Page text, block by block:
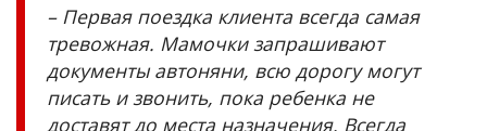
– Первая поездка клиента всегда самая
тревожная. Мамочки запрашивают
документы автоняни, всю дорогу могут
писать и звонить, пока ребенка не
доставят до места назначения. Всегда